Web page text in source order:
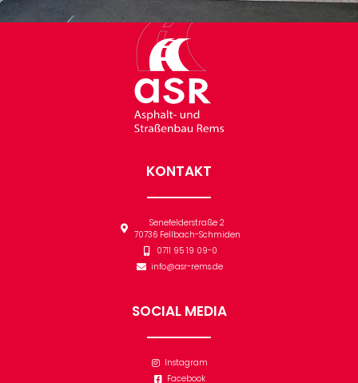
KONTAKT
Senefelderstraße 2
70736 Fellbach-Schmiden
0711 95 19 09-0
info@asr-rems.de
SOCIAL MEDIA
Instagram
Facebook